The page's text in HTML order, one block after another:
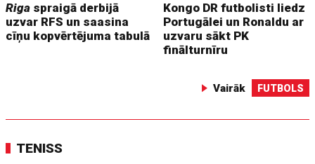
Riga spraigā derbijā
uzvar RFS un saasina
cīņu kopvērtējuma tabulā
Kongo DR futbolisti liedz
Portugālei un Ronaldu ar
uzvaru sākt PK
finālturnīru
Vairāk FUTBOLS
TENISS